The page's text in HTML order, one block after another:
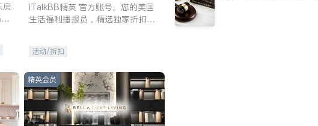
房
iTalkBB精英 官方账号。您的美国
生活福利播报员，精选独家折扣、
活动/折扣
精英会员